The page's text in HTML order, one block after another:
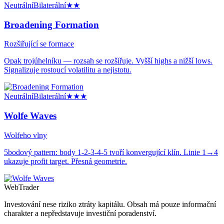
NeutrálníBilaterální★★
Broadening Formation
Rozšiřující se formace
Opak trojúhelníku — rozsah se rozšiřuje. Vyšší highs a nižší lows.
Signalizuje rostoucí volatilitu a nejistotu.
NeutrálníBilaterální★★★
Wolfe Waves
Wolfeho vlny
5bodový pattern: body 1-2-3-4-5 tvoří konvergující klín. Linie 1→4
ukazuje profit target. Přesná geometrie.
WebTrader
Investování nese riziko ztráty kapitálu. Obsah má pouze informační
charakter a nepředstavuje investiční poradenství.